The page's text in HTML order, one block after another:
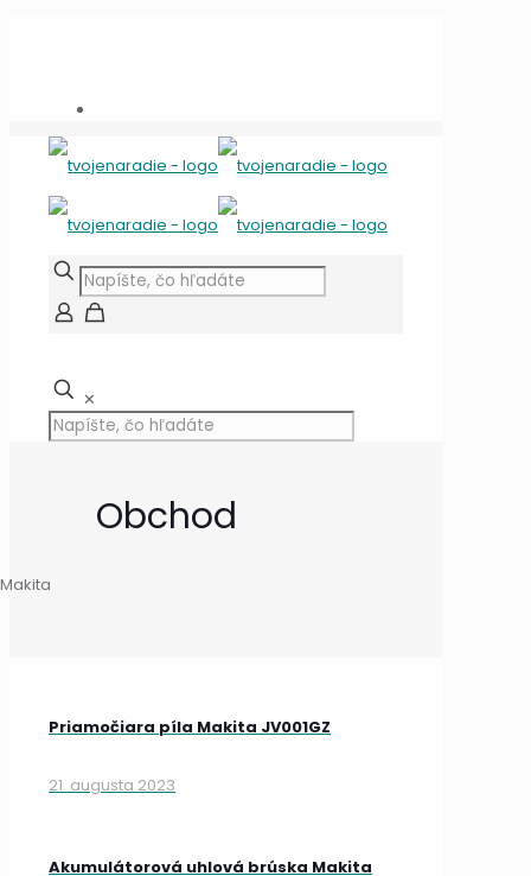
✕
Obchod
Priamočiara píla Makita JV001GZ
21. augusta 2023
Akumulátorová uhlová brúska Makita